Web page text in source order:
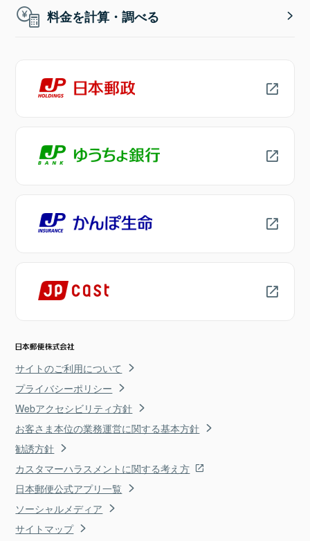
料金を計算・調べる
サイトのご利用について
プライバシーポリシー
Webアクセシビリティ方針
お客さま本位の業務運営に関する基本方針
勧誘方針
カスタマーハラスメントに関する考え方
日本郵便公式アプリ一覧
ソーシャルメディア
サイトマップ